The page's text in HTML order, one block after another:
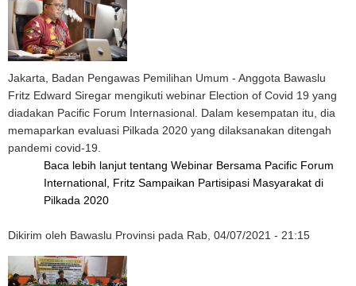
Jakarta, Badan Pengawas Pemilihan Umum - Anggota Bawaslu
Fritz Edward Siregar mengikuti webinar Election of Covid 19 yang
diadakan Pacific Forum Internasional. Dalam kesempatan itu, dia
memaparkan evaluasi Pilkada 2020 yang dilaksanakan ditengah
pandemi covid-19.
Baca lebih lanjut tentang Webinar Bersama Pacific Forum
International, Fritz Sampaikan Partisipasi Masyarakat di
Pilkada 2020
Dikirim oleh Bawaslu Provinsi pada Rab, 04/07/2021 - 21:15